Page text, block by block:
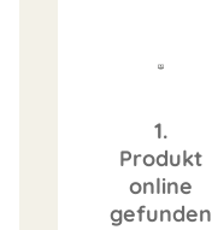
1.
Produkt
online
gefunden